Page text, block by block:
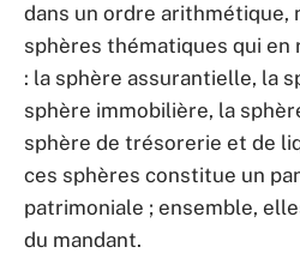
dans un ordre arithmétique,
sphères thématiques qui en
: la sphère assurantielle, la
sphère immobilière, la
sphère de trésorerie et de
ces sphères constitue un
patrimoniale ; ensemble,
du mandant.